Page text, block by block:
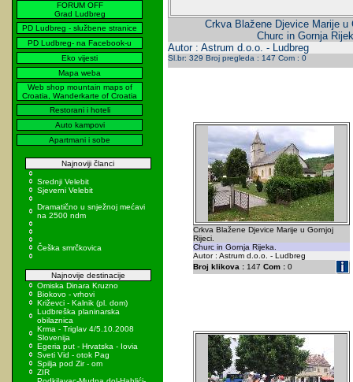
FORUM OFF
Grad Ludbreg
PD Ludbreg - službene stranice
PD Ludbreg- na Facebook-u
Eko vijesti
Mapa weba
Web shop mountain maps of
Croatia, Wanderkarte of Croatia
Restorani i hoteli
Auto kampovi
Apartmani i sobe
Najnoviji članci
Srednji Velebit
Sjeverni Velebit
Dramatično u snježnoj mećavi
na 2500 ndm
Češka smrčkovica
Najnovije destinacije
Omiska Dinara Kruzno
Biokovo - vrhovi
Križevci - Kalnik (pl. dom)
Ludbreška planinarska
obilaznica
Krma - Triglav 4/5.10.2008
Slovenija
Egeria put - Hrvatska - Iovia
Sveti Vid - otok Pag
Spilja pod Zir - om
ZIR
Crkva Blažene Djevice Marije u
Churc in Gornja
Autor : Astrum d.o.o. - Ludbreg
Sl.br: 329 Broj pregleda : 147 Com : 0
Crkva Blažene Djevice Marije u Gornjoj
Rijeci.
Churc in Gornja Rijeka.
Autor : Astrum d.o.o. - Ludbreg
Broj klikova :147 Com :0